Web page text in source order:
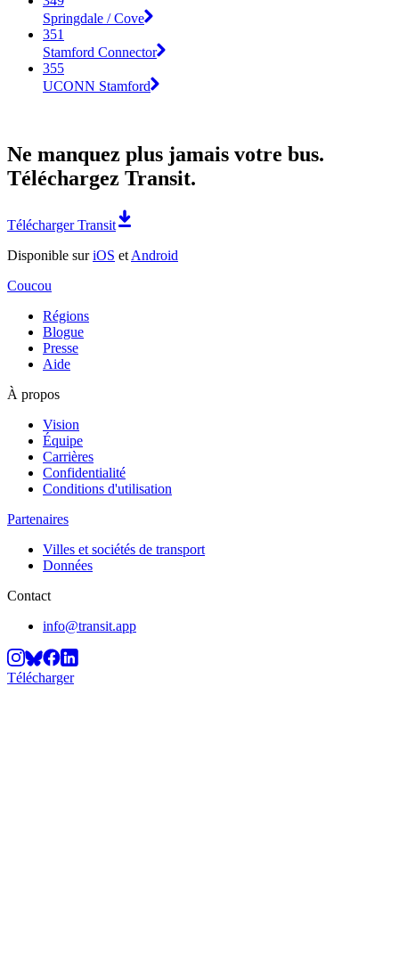
Springdale / Cove
351
Stamford Connector
355
UCONN Stamford
Ne manquez plus jamais votre bus.
Téléchargez Transit.
Télécharger Transit
Disponible suriOS et Android
Coucou
Régions
Blogue
Presse
Aide
À propos
Vision
Équipe
Carrières
Confidentialité
Conditions d'utilisation
Partenaires
Villes et sociétés de transport
Données
Contact
info@transit.app
Télécharger